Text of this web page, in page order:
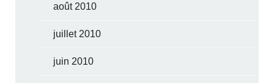
août 2010
juillet 2010
juin 2010